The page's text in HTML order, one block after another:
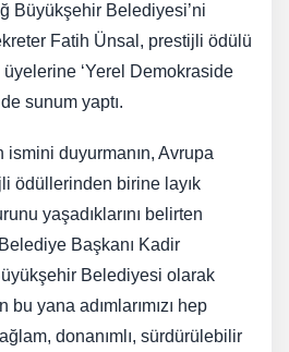
Büyükşehir Belediyesi’ni
Fatih Ünsal, prestijli ödülü
‘Yerel Demokraside
sunum yaptı.
ismini duyurmanın, Avrupa
ödüllerinden birine layık
yaşadıklarını belirten
Başkanı Kadir
Belediyesi olarak
yana adımlarımızı hep
donanımlı, sürdürülebilir